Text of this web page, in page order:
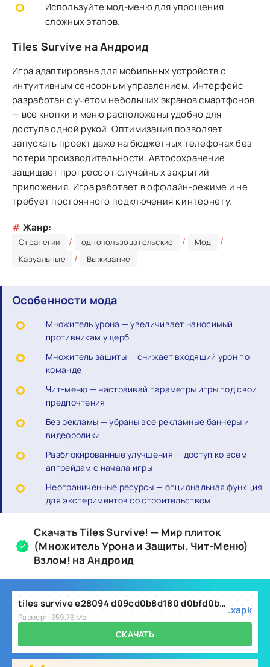
Используйте мод-меню для упрощения
сложных этапов.
Tiles Survive на Андроид
Игра адаптирована для мобильных устройств с
интуитивным сенсорным управлением. Интерфейс
разработан с учётом небольших экранов смартфонов
— все кнопки и меню расположены удобно для
доступа одной рукой. Оптимизация позволяет
запускать проект даже на бюджетных телефонах без
потери производительности. Автосохранение
защищает прогресс от случайных закрытий
приложения. Игра работает в оффлайн-режиме и не
требует постоянного подключения к интернету.
# Жанр:
Стратегии / однопользовательские / Мод /
Казуальные / Выживание
Особенности мода
Множитель урона — увеличивает наносимый
противникам ущерб
Множитель защиты — снижает входящий урон по
команде
Чит-меню — настраивай параметры игры под свои
предпочтения
Без рекламы — убраны все рекламные баннеры и
видеоролики
Разблокированные улучшения — доступ ко всем
апгрейдам с начала игры
Неограниченные ресурсы — опциональная функция
для экспериментов со строительством
Скачать Tiles Survive! — Мир плиток
(Множитель Урона и Защиты, Чит-Меню)
Взлом! на Андроид
tiles survive e28094 d09cd0b8d180 d0bfd0bbd0b8d182d0bed0ba 2.5.600.xapk
Размер:: 959.76 Mb,
.xapk
СКАЧАТЬ